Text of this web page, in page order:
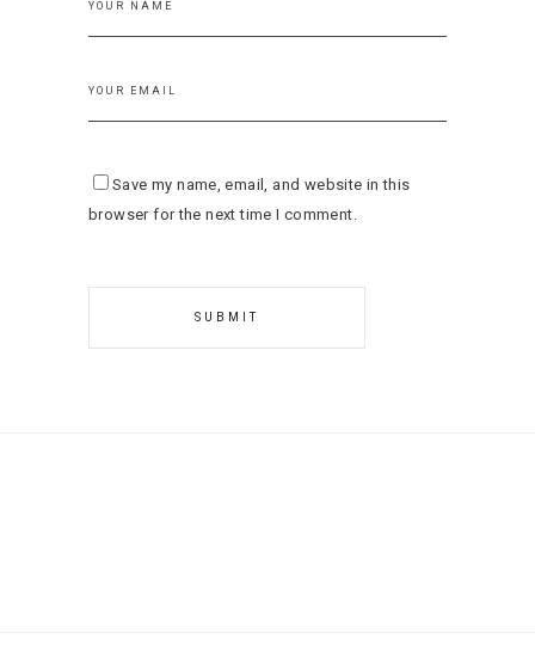
Save my name, email, and website in this
browser for the next time I comment.